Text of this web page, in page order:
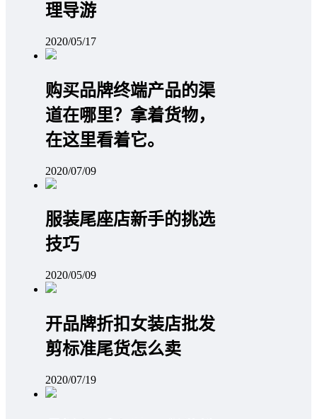
理导游
2020/05/17
购买品牌终端产品的渠
道在哪里？拿着货物，
在这里看着它。
2020/07/09
服装尾座店新手的挑选
技巧
2020/05/09
开品牌折扣女装店批发
剪标准尾货怎么卖
2020/07/19